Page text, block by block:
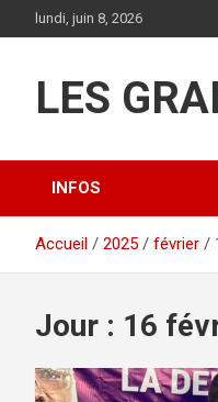
au
lundi, juin 8, 2026
LES
INFOS
Accueil 2025 février
Jour : 16